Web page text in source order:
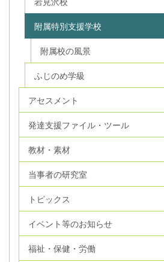
附属特別支援学校
附属校の風景
ふじのめ学級
アセスメント
発達支援ファイル・ツール
教材・素材
当事者の研究室
トピックス
イベント等のお知らせ
福祉・保健・労働